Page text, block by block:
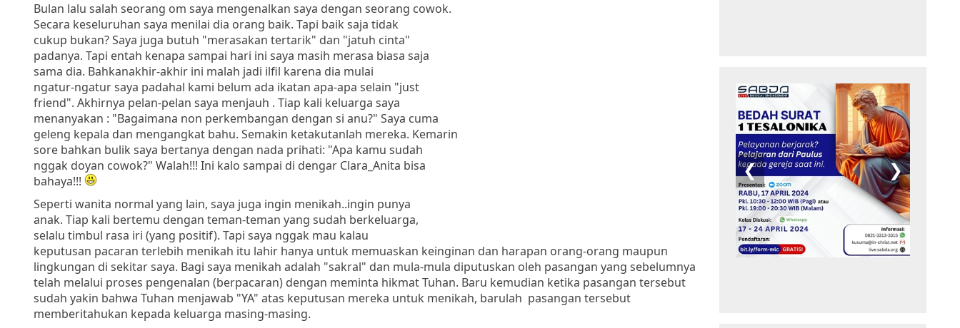
Bulan lalu salah seorang om saya mengenalkan saya dengan seorang cowok.
Secara keseluruhan saya menilai dia orang baik. Tapi baik saja tidak
cukup bukan? Saya juga butuh "merasakan tertarik" dan "jatuh cinta"
padanya. Tapi entah kenapa sampai hari ini saya masih merasa biasa saja
sama dia. Bahkanakhir-akhir ini malah jadi ilfil karena dia mulai
ngatur-ngatur saya padahal kami belum ada ikatan apa-apa selain "just
friend". Akhirnya pelan-pelan saya menjauh . Tiap kali keluarga saya
menanyakan : "Bagaimana non perkembangan dengan si anu?" Saya cuma
geleng kepala dan mengangkat bahu. Semakin ketakutanlah mereka. Kemarin
sore bahkan bulik saya bertanya dengan nada prihati: "Apa kamu sudah
nggak doyan cowok?" Walah!!! Ini kalo sampai di dengar Clara_Anita bisa
bahaya!!!
Seperti wanita normal yang lain, saya juga ingin menikah..ingin punya
anak. Tiap kali bertemu dengan teman-teman yang sudah berkeluarga,
selalu timbul rasa iri (yang positif). Tapi saya nggak mau kalau
keputusan pacaran terlebih menikah itu lahir hanya untuk memuaskan keinginan dan harapan orang-orang maupun
lingkungan di sekitar saya. Bagi saya menikah adalah "sakral" dan mula-mula diputuskan oleh pasangan yang sebelumnya
telah melalui proses pengenalan (berpacaran) dengan meminta hikmat Tuhan. Baru kemudian ketika pasangan tersebut
sudah yakin bahwa Tuhan menjawab "YA" atas keputusan mereka untuk menikah, barulah pasangan tersebut
memberitahukan kepada keluarga masing-masing.